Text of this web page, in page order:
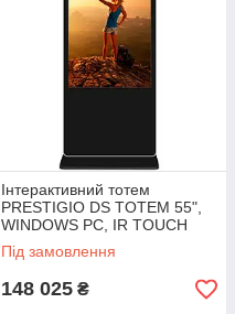
Інтерактивний тотем
PRESTIGIO DS TOTEM 55",
WINDOWS PC, IR TOUCH
Під замовлення
148 025 ₴